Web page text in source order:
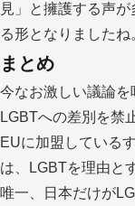
見」と擁護する声
る形となりましたね
まとめ
今なお激しい議論を
LGBTへの差別を禁
EUに加盟している
は、LGBTを理由と
唯一、日本だけが